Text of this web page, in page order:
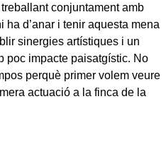
conjuntament amb
ha d’anar i tenir aquesta mena
sinergies artístiques i un
poc impacte paisatgístic. No
perquè primer volem veure
actuació a la finca de la